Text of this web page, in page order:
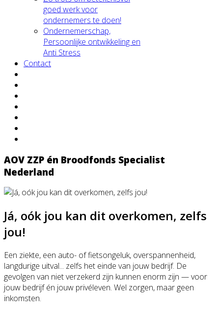
goed werk voor
ondernemers te doen!
Ondernemerschap,
Persoonlijke ontwikkeling en
Anti Stress
Contact
AOV ZZP én Broodfonds Specialist
Nederland
Já, oók jou kan dit overkomen, zelfs
jou!
Een ziekte, een auto- of fietsongeluk, overspannenheid,
langdurige uitval... zelfs het einde van jouw bedrijf. De
gevolgen van niet verzekerd zijn kunnen enorm zijn — voor
jouw bedrijf én jouw privéleven. Wel zorgen, maar geen
inkomsten.